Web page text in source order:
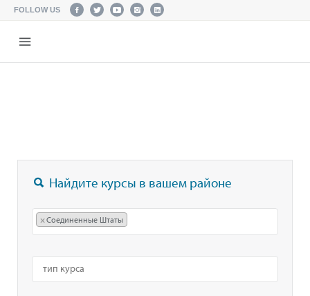
FOLLOW US
Найдите курсы в вашем районе
×Соединенные Штаты